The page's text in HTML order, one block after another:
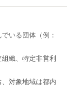
いる団体（例：
織、特定非営利
対象地域は都内